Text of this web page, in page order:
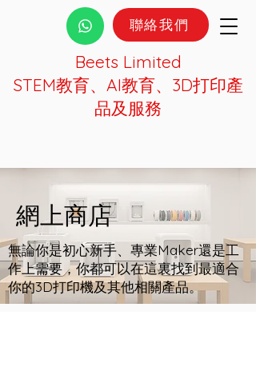
Beets Limited
STEM教育、AI教育、3D打印產
品及服務
聯絡我們
網上商店
無論你是初心新手、專業Maker還是工
作上需要，你都可以在這裏找到最適合
你的3D打印機及其他相關產品。